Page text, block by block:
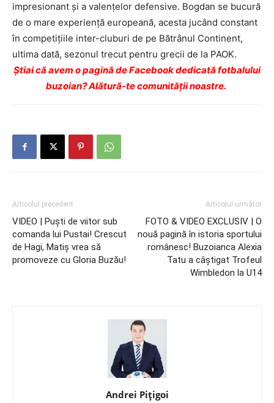
impresionant şi a valenţelor defensive. Bogdan se bucură
de o mare experienţă europeană, acesta jucând constant
în competiţiile inter-cluburi de pe Bătrânul Continent,
ultima dată, sezonul trecut pentru grecii de la PAOK.
Ştiai că avem o pagină de Facebook dedicată fotbalului
buzoian? Alătură-te comunității noastre.
Articolul precedent
VIDEO | Puşti de viitor sub
comanda lui Pustai! Crescut
de Hagi, Matiş vrea să
promoveze cu Gloria Buzău!
Articolul următor
FOTO & VIDEO EXCLUSIV | O
nouă pagină în istoria sportului
românesc! Buzoianca Alexia
Tatu a câştigat Trofeul
Wimbledon la U14
Andrei Pițigoi